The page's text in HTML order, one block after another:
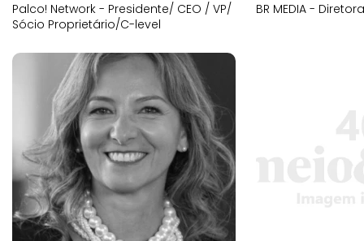
Palco! Network - Presidente/ CEO / VP/
Sócio Proprietário/C-level
BR MEDIA -